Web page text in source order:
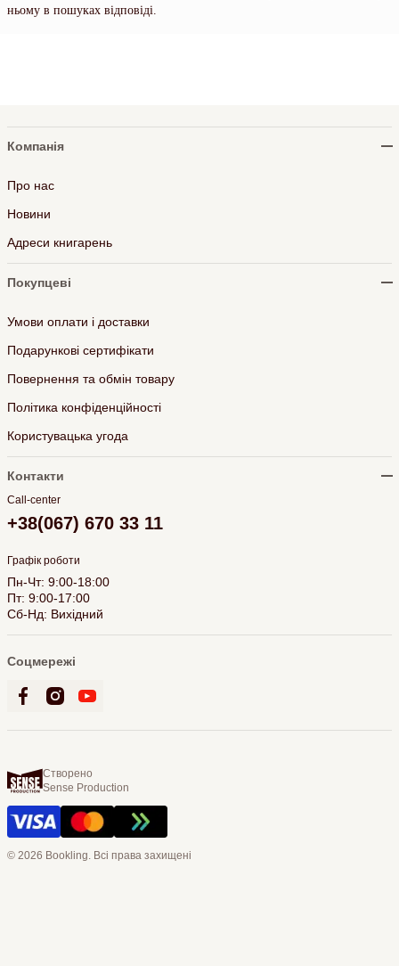
ньому в пошуках відповіді.
Компанія
Про нас
Новини
Адреси книгарень
Покупцеві
Умови оплати і доставки
Подарункові сертифікати
Повернення та обмін товару
Політика конфіденційності
Користувацька угода
Контакти
Call-center
+38(067) 670 33 11
Графік роботи
Пн-Чт: 9:00-18:00
Пт: 9:00-17:00
Сб-Нд: Вихідний
Соцмережі
Створено
Sense Production
© 2026 Bookling. Всі права захищені